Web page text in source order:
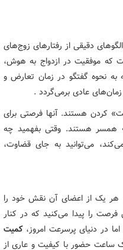
دقیقی از رفتارهای زوج‌های
که موفقیت در ازدواج به هوش،
به نحوه گفتگو در زمان تعارض و
عادی برمی‌گردد .
کردن هستند. آنها فرصتی برای
همسر هستند. وقتی بفهمید چه
می‌توانید به جای قضاوت،
یک از اعضای آن نقش خود را
فرصت را پیدا می‌کنید که در کنار
در دنیای پرسرعت امروز،کمیت
ساعت حضور با کیفیت و عاری از